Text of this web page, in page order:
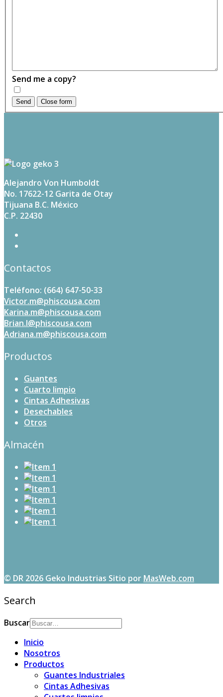
Send me a copy?
Send Close form
Alejandro Von Humboldt
No. 17622-12 Garita de Otay
Tijuana B.C. México
C.P. 22430
Contactos
Teléfono: (664) 647-50-33
Victor.m@phiscousa.com
Karina.m@phiscousa.com
Brian.l@phiscousa.com
Adriana.m@phiscousa.com
Productos
Guantes
Cuarto limpio
Cintas Adhesivas
Desechables
Otros
Almacén
© DR 2026 Geko Industrias Sitio por MasWeb.com
Search
Buscar
Inicio
Nosotros
Productos
Guantes Industriales
Cintas Adhesivas